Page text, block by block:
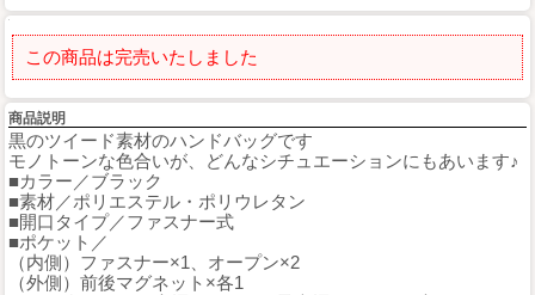
この商品は完売いたしました
商品説明
黒のツイード素材のハンドバッグです
モノトーンな色合いが、どんなシチュエーションにもあいます♪
■カラー／ブラック
■素材／ポリエステル・ポリウレタン
■開口タイプ／ファスナー式
■ポケット／
（内側）ファスナー×1、オープン×2
（外側）前後マグネット×各1